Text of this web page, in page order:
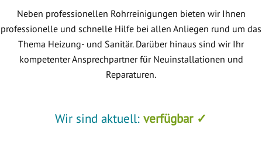
Neben professionellen Rohrreinigungen bieten wir Ihnen
professionelle und schnelle Hilfe bei allen Anliegen rund um das
Thema Heizung- und Sanitär. Darüber hinaus sind wir Ihr
kompetenter Ansprechpartner für Neuinstallationen und
Reparaturen.
Wir sind aktuell: verfügbar ✓